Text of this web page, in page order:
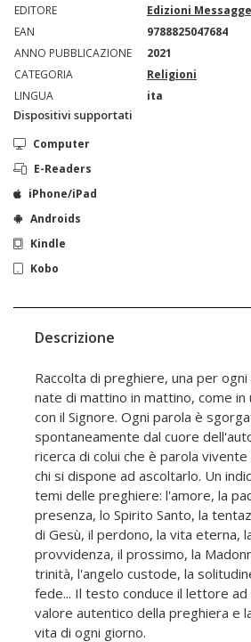
EDITORE
Edizioni
EAN
9788825047684
ANNO PUBBLICAZIONE
2021
CATEGORIA
Religioni
LINGUA
ita
Dispositivi supportati
Computer
E-Readers
iPhone/iPad
Androids
Kindle
Kobo
Descrizione
Raccolta di preghiere, una per
nate di mattino in mattino, come in
con il Signore. Ogni parola è
spontaneamente dal cuore
ricerca di colui che è parola
chi si dispone ad ascoltarlo. Un
temi delle preghiere: l'amore, la
presenza, lo Spirito Santo, la
di Gesù, il perdono, la vita eterna,
provvidenza, il prossimo, la
trinità, l'angelo custode, la
fede... Il testo conduce il lettore
valore autentico della preghiera e
vita di ogni giorno.